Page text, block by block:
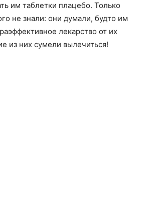
им таблетки плацебо. Только
не знали: они думали, будто им
лекарство от их
из них сумели вылечиться!